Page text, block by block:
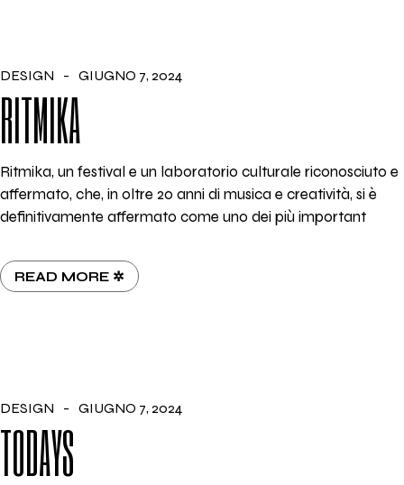
DESIGN GIUGNO 7, 2024
RITMIKA
Ritmika, un festival e un laboratorio culturale riconosciuto e
affermato, che, in oltre 20 anni di musica e creatività, si è
definitivamente affermato come uno dei più important
READ MORE ✲
DESIGN GIUGNO 7, 2024
TODAYS